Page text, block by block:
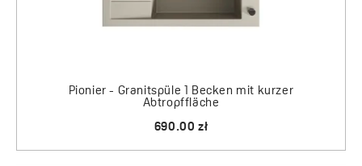
Pionier - Granitspüle 1 Becken mit kurzer
Abtropffläche
690.00 zł